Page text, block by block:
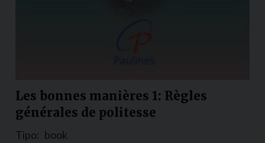
Les bonnes manières 1: Règles
générales de politesse
Tipo: book